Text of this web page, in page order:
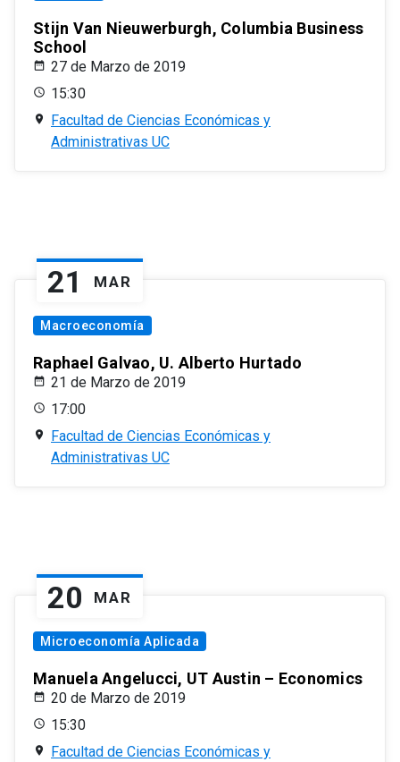
Stijn Van Nieuwerburgh, Columbia Business
School
27 de Marzo de 2019
15:30
Facultad de Ciencias Económicas y
Administrativas UC
21 MAR
Macroeconomía
Raphael Galvao, U. Alberto Hurtado
21 de Marzo de 2019
17:00
Facultad de Ciencias Económicas y
Administrativas UC
20 MAR
Microeconomía Aplicada
Manuela Angelucci, UT Austin – Economics
20 de Marzo de 2019
15:30
Facultad de Ciencias Económicas y